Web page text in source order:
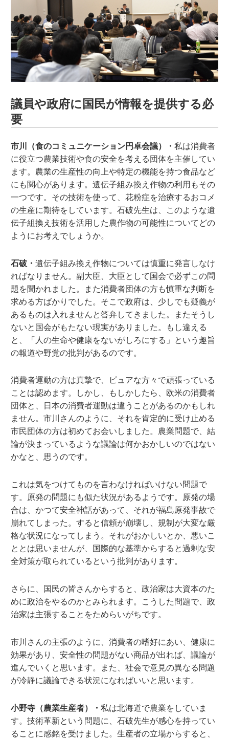
議員や政府に国民が情報を提供する必
要
市川（食のコミュニケーション円卓会議）・ 私は消費者
に役立つ農業技術や食の安全を考える団体を主催してい
ます。農業の生産性の向上や特定の機能を持つ食品など
にも関心があります。遺伝子組み換え作物の利用もその
一つです。その技術を使って、花粉症を治療するおコメ
の生産に期待をしています。石破先生は、このような遺
伝子組換え技術を活用した農作物の可能性についてどの
ようにお考えでしょうか。
石破・ 遺伝子組み換え作物については慎重に発言しなけ
ればなりません。副大臣、大臣として国会で必ずこの問
題を聞かれました。また消費者団体の方も慎重な判断を
求める方ばかりでした。そこで政府は、少しでも疑義が
あるものは入れませんと答弁してきました。またそうし
ないと国会がもたない現実がありました。もし違える
と、「人の生命や健康をないがしろにする」という趣旨
の報道や野党の批判があるのです。
消費者運動の方は真摯で、ピュアな方々で頑張っている
ことは認めます。しかし、もしかしたら、欧米の消費者
団体と、日本の消費者運動は違うことがあるのかもしれ
ません。市川さんのように、それを肯定的に受け止める
市民団体の方は初めてお会いしました。農業問題で、結
論が決まっているような議論は何かおかしいのではない
かなと、思うのです。
これは気をつけてものを言わなければいけない問題で
す。原発の問題にも似た状況があるようです。原発の場
合は、かつて安全神話があって、それが福島原発事故で
崩れてしまった。すると信頼が崩壊し、規制が大変な厳
格な状況になってしまう。それがおかしいとか、悪いこ
ととは思いませんが、国際的な基準からすると過剰な安
全対策が取られているという批判があります。
さらに、国民の皆さんからすると、政治家は大資本のた
めに政治をやるのかとみられます。こうした問題で、政
治家は主張することをためらいがちです。
市川さんの主張のように、消費者の嗜好にあい、健康に
効果があり、安全性の問題がない商品が出れば、議論が
進んでいくと思います。また、社会で意見の異なる問題
が冷静に議論できる状況になればいいと思います。
小野寺（農業生産者）・ 私は北海道で農業をしていま
す。技術革新という問題に、石破先生が感心を持ってい
ることに感銘を受けました。生産者の立場からすると、